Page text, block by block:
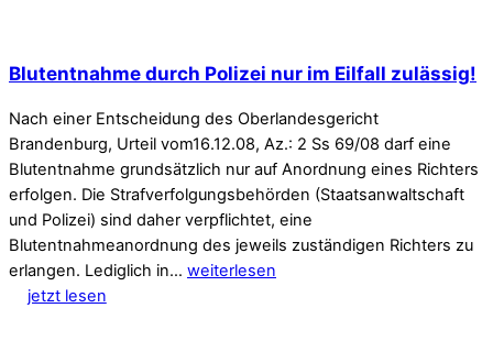
Blutentnahme durch Polizei nur im Eilfall zulässig!
Nach einer Entscheidung des Oberlandesgericht
Brandenburg, Urteil vom16.12.08, Az.: 2 Ss 69/08 darf eine
Blutentnahme grundsätzlich nur auf Anordnung eines Richters
erfolgen. Die Strafverfolgungsbehörden (Staatsanwaltschaft
und Polizei) sind daher verpflichtet, eine
Blutentnahmeanordnung des jeweils zuständigen Richters zu
erlangen. Lediglich in… weiterlesen
jetzt lesen